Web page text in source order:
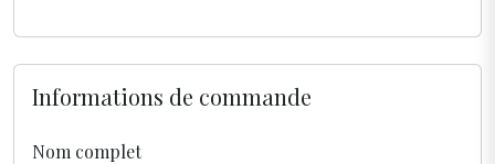
Informations de commande
Nom complet